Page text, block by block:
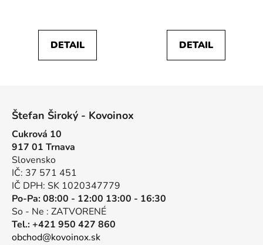
DETAIL DETAIL
Štefan Široký - Kovoinox
Cukrová 10
917 01 Trnava
Slovensko
IČ: 37 571 451
IČ DPH: SK 1020347779
Po-Pa: 08:00 - 12:00 13:00 - 16:30
So - Ne : ZATVORENÉ
Tel.: +421 950 427 860
obchod@kovoinox.sk